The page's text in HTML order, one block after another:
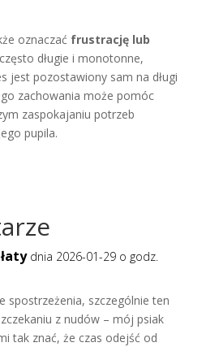
oznaczać frustrację lub
długie i monotonne,
jest pozostawiony sam na długi
zachowania może pomóc
zaspokajaniu potrzeb
pupila.
dnia 2026-01-29 o godz.
spostrzeżenia, szczególnie ten
z nudów – mój psiak
tak znać, że czas odejść od